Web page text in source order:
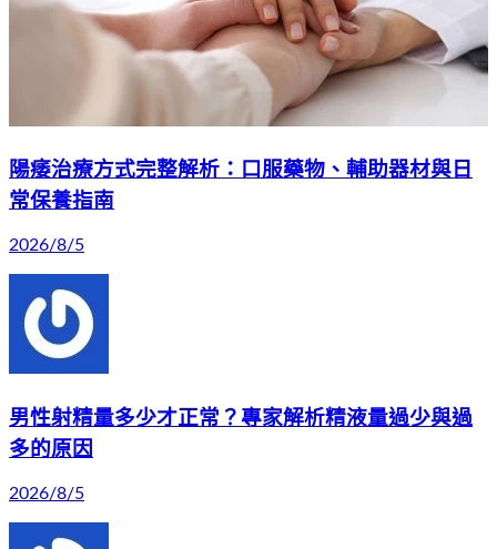
陽痿治療方式完整解析：口服藥物、輔助器材與日
常保養指南
2026/8/5
男性射精量多少才正常？專家解析精液量過少與過
多的原因
2026/8/5